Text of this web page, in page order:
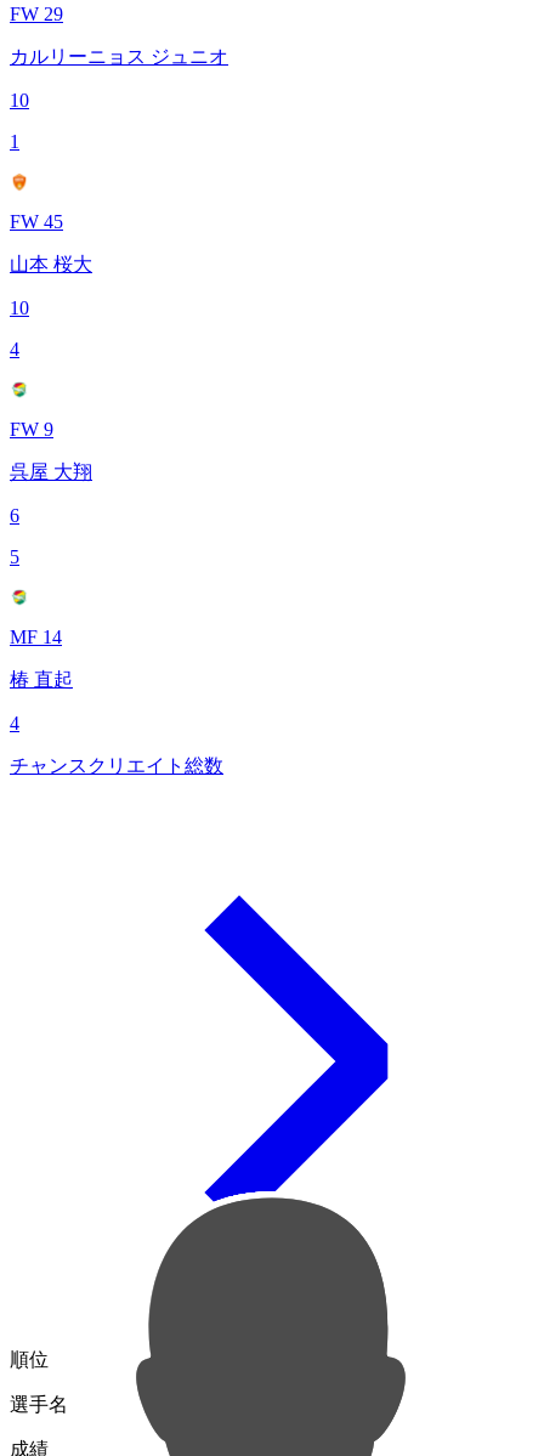
FW 29
カルリーニョス ジュニオ
10
1
FW 45
山本 桜大
10
4
FW 9
呉屋 大翔
6
5
MF 14
椿 直起
4
チャンスクリエイト総数
順位
選手名
成績